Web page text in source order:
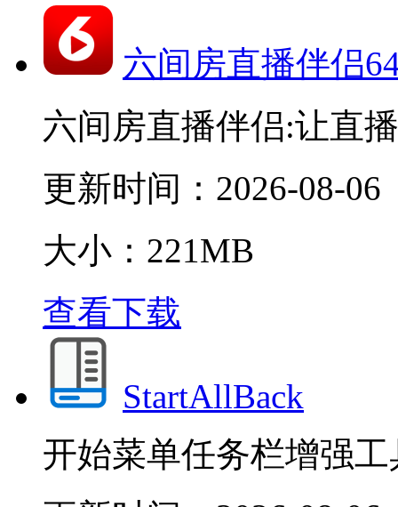
六间房直播伴侣
六间房直播伴侣:让直
更新时间： 2026-08-06
大小：221MB
查看下载
StartAllBack
开始菜单任务栏增强工